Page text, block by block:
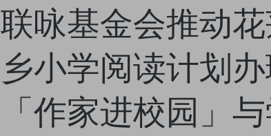
联咏基金会推动
乡小学阅读计划
「作家进校园」与